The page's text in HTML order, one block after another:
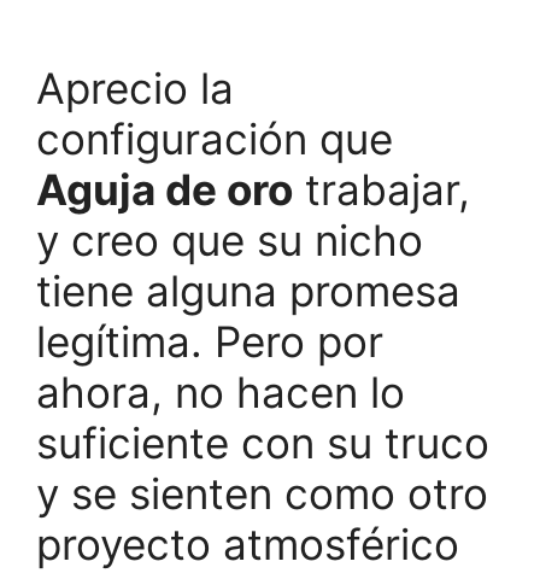
Aprecio la
configuración que
Aguja de oro trabajar,
y creo que su nicho
tiene alguna promesa
legítima. Pero por
ahora, no hacen lo
suficiente con su truco
y se sienten como otro
proyecto atmosférico